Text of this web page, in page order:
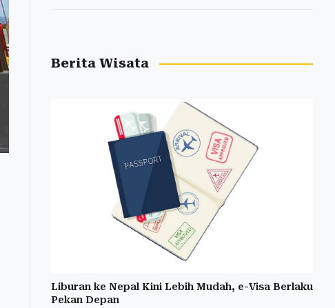
Berita Wisata
Liburan ke Nepal Kini Lebih Mudah, e-Visa Berlaku
Pekan Depan